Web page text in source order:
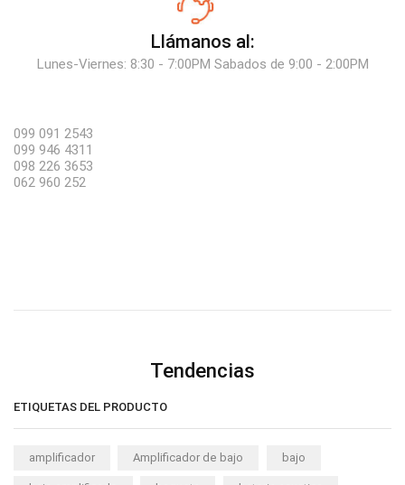
Llámanos al:
Lunes-Viernes: 8:30 - 7:00PM Sabados de 9:00 - 2:00PM
099 091 2543
099 946 4311
098 226 3653
062 960 252
Tendencias
ETIQUETAS DEL PRODUCTO
amplificador Amplificador de bajo bajo